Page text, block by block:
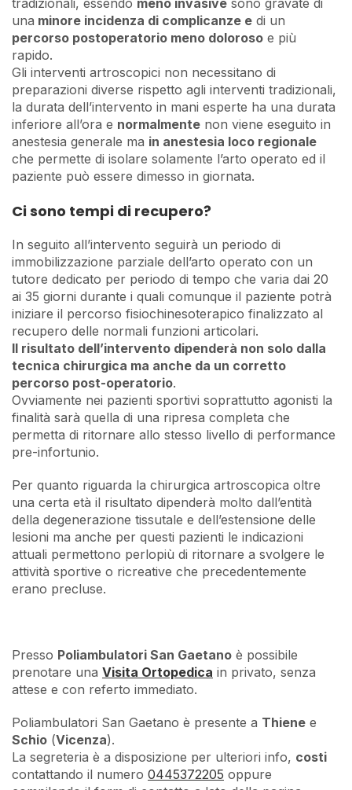
una minore incidenza di complicanze e di un
percorso postoperatorio meno doloroso e più
rapido.
Gli interventi artroscopici non necessitano di
preparazioni diverse rispetto agli interventi tradizionali,
la durata dell’intervento in mani esperte ha una durata
inferiore all’ora e normalmente non viene eseguito in
anestesia generale ma in anestesia loco regionale
che permette di isolare solamente l’arto operato ed il
paziente può essere dimesso in giornata.
Ci sono tempi di recupero?
In seguito all’intervento seguirà un periodo di
immobilizzazione parziale dell’arto operato con un
tutore dedicato per periodo di tempo che varia dai 20
ai 35 giorni durante i quali comunque il paziente potrà
iniziare il percorso fisiochinesoterapico finalizzato al
recupero delle normali funzioni articolari.
Il risultato dell’intervento dipenderà non solo dalla
tecnica chirurgica ma anche da un corretto
percorso post-operatorio.
Ovviamente nei pazienti sportivi soprattutto agonisti la
finalità sarà quella di una ripresa completa che
permetta di ritornare allo stesso livello di performance
pre-infortunio.
Per quanto riguarda la chirurgica artroscopica oltre
una certa età il risultato dipenderà molto dall’entità
della degenerazione tissutale e dell’estensione delle
lesioni ma anche per questi pazienti le indicazioni
attuali permettono perlopiù di ritornare a svolgere le
attività sportive o ricreative che precedentemente
erano precluse.
Presso Poliambulatori San Gaetano è possibile
prenotare una Visita Ortopedica in privato, senza
attese e con referto immediato.
Poliambulatori San Gaetano è presente a Thiene e
Schio (Vicenza).
La segreteria è a disposizione per ulteriori info, costi
contattando il numero 0445372205 oppure